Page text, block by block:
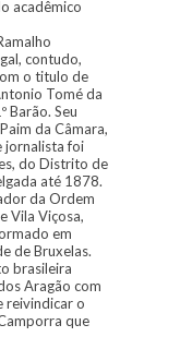
acadêmico
contudo,
o titulo de
Tomé da
Barão. Seu
da Câmara,
jornalista foi
do Distrito de
até 1878.
da Ordem
Vila Viçosa,
em
de Bruxelas.
brasileira
Aragão com
reivindicar o
que